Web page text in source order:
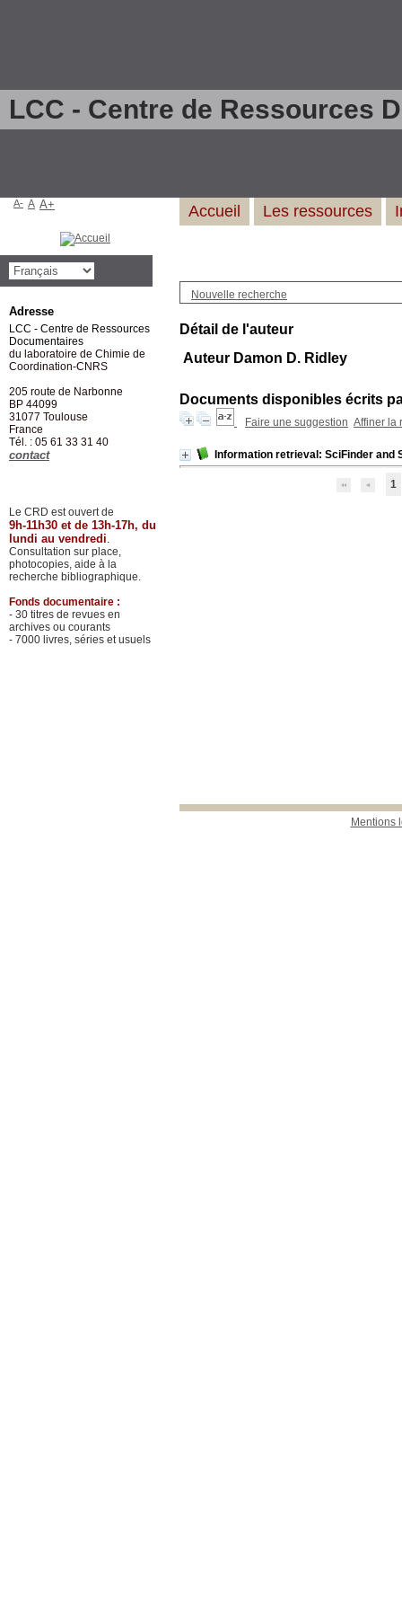
LCC - Centre de Ressources
Nouvelle recherche
Détail de l'auteur
Auteur Damon D. Ridley
Documents disponibles écrits
Faire une suggestion Affiner la
Information retrieval: SciFinder and
1
Mentions
Accueil Les ressources
A- A A+
Adresse
LCC - Centre de Ressources
Documentaires
du laboratoire de Chimie de
Coordination-CNRS
205 route de Narbonne
BP 44099
31077 Toulouse
France
Tél. : 05 61 33 31 40
contact
Le CRD est ouvert de
9h-11h30 et de 13h-17h, du
lundi au vendredi.
Consultation sur place,
photocopies, aide à la
recherche bibliographique.
Fonds documentaire :
- 30 titres de revues en
archives ou courants
- 7000 livres, séries et usuels